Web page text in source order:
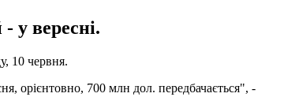
у вересні.
10 червня.
орієнтовно, 700 млн дол. передбачається", -